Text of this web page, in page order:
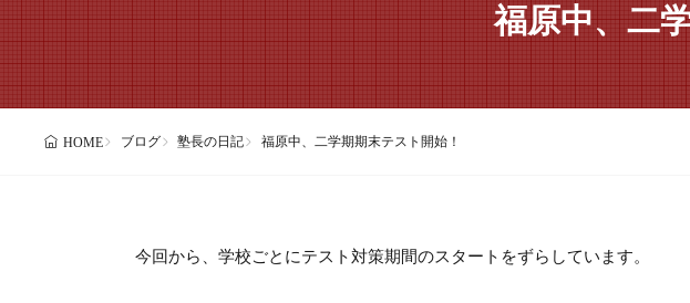
福原中、二
HOME ブログ 塾長の日記 福原中、二学期期末テスト開始！
今回から、学校ごとにテスト対策期間のスタートをずらしています。